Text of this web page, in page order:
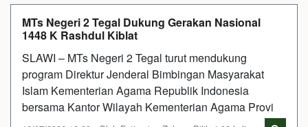
MTs Negeri 2 Tegal Dukung Gerakan Nasional
1448 K Rashdul Kiblat
SLAWI – MTs Negeri 2 Tegal turut mendukung
program Direktur Jenderal Bimbingan Masyarakat
Islam Kementerian Agama Republik Indonesia
bersama Kantor Wilayah Kementerian Agama Provi